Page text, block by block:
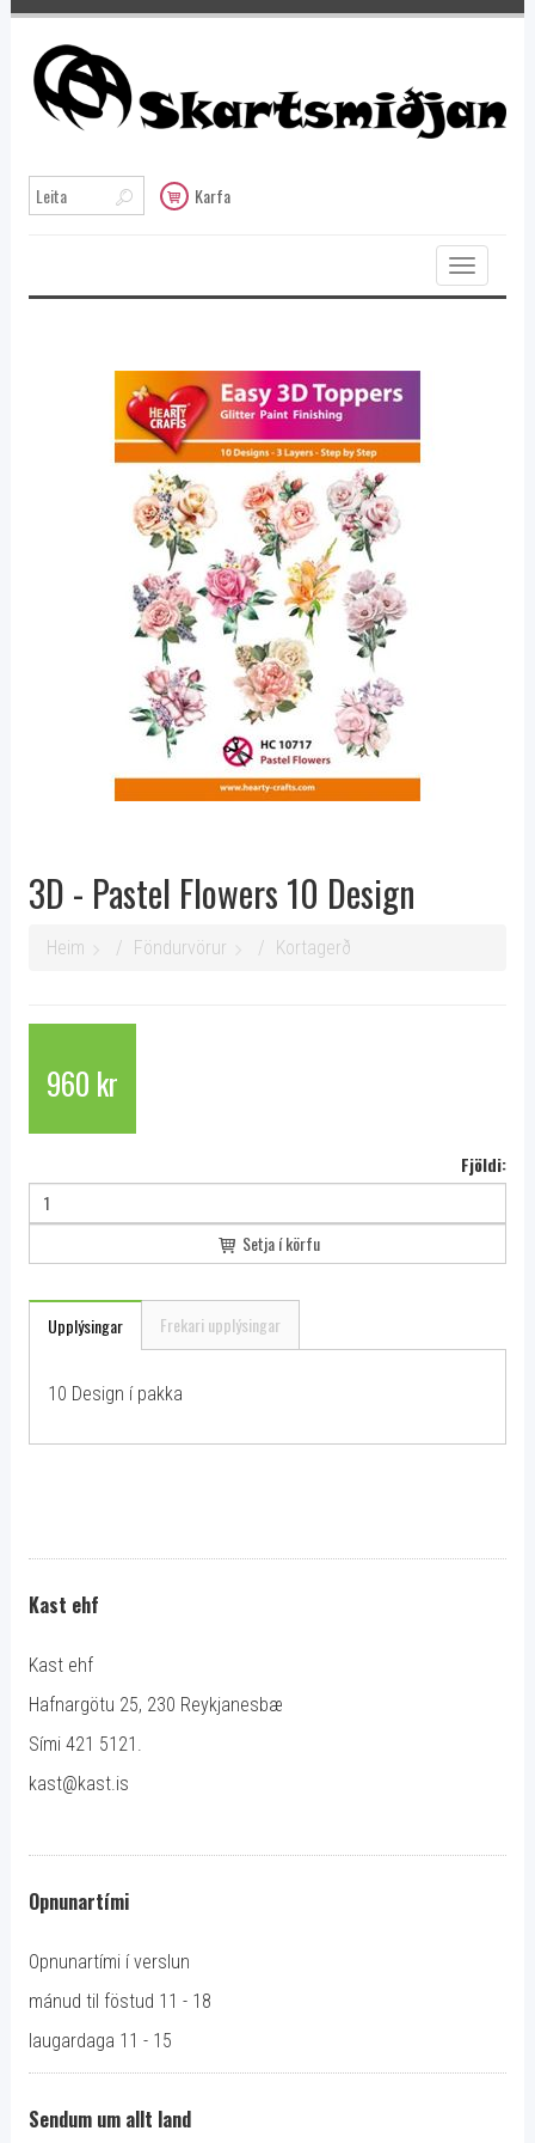
Karfa
Toggle
navigation
3D - Pastel Flowers 10 Design
Heim Föndurvörur Kortagerð
960 kr
Fjöldi:
Setja í körfu
Upplýsingar Frekari upplýsingar
10 Design í pakka
Kast ehf
Kast ehf
Hafnargötu 25, 230 Reykjanesbæ
Sími 421 5121.
kast@kast.is
Opnunartími
Opnunartími í verslun
mánud til föstud 11 - 18
laugardaga 11 - 15
Sendum um allt land